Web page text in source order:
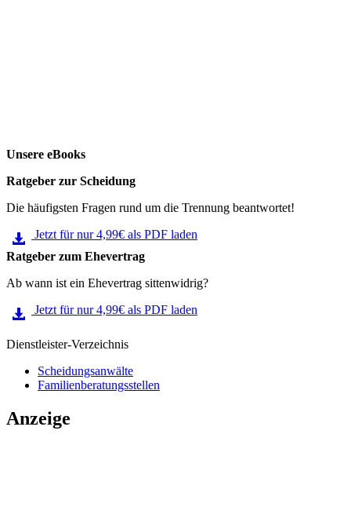
Unsere eBooks
Ratgeber zur Scheidung
Die häufigsten Fragen rund um die Trennung beantwortet!
Jetzt für nur 4,99€ als PDF laden
Ratgeber zum Ehevertrag
Ab wann ist ein Ehevertrag sittenwidrig?
Jetzt für nur 4,99€ als PDF laden
Dienstleister-Verzeichnis
Scheidungsanwälte
Familienberatungsstellen
Anzeige